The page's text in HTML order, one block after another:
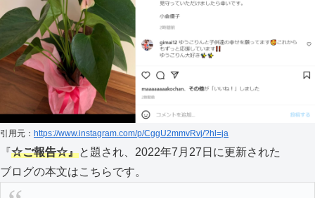
引用元： https://www.instagram.com/p/CggU2mmvRvj/?hl=ja
『☆ご報告☆』と題され、2022年7月27日に更新された
ブログの本文はこちらです。